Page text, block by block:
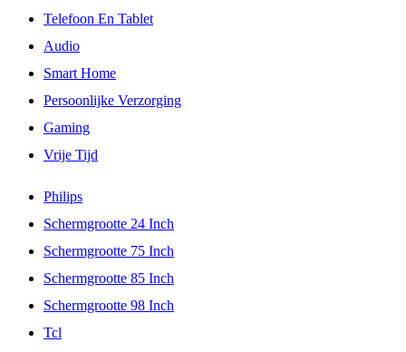
Telefoon En Tablet
Audio
Smart Home
Persoonlijke Verzorging
Gaming
Vrije Tijd
Philips
Schermgrootte 24 Inch
Schermgrootte 75 Inch
Schermgrootte 85 Inch
Schermgrootte 98 Inch
Tcl